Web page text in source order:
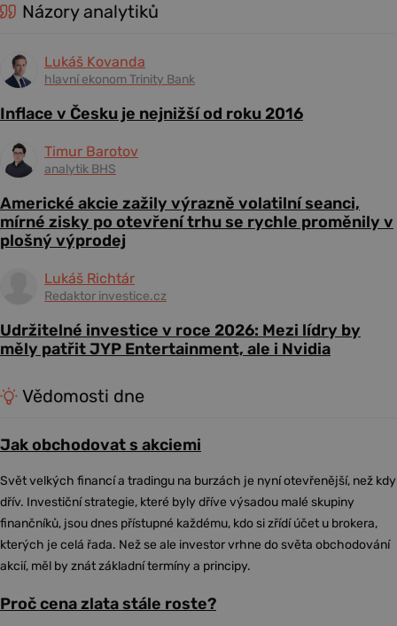
Názory analytiků
Lukáš Kovanda
hlavní ekonom Trinity Bank
Inflace v Česku je nejnižší od roku 2016
Timur Barotov
analytik BHS
Americké akcie zažily výrazně volatilní seanci,
mírné zisky po otevření trhu se rychle proměnily v
plošný výprodej
Lukáš Richtár
Redaktor investice.cz
Udržitelné investice v roce 2026: Mezi lídry by
měly patřit JYP Entertainment, ale i Nvidia
Vědomosti dne
Jak obchodovat s akciemi
Svět velkých financí a tradingu na burzách je nyní otevřenější, než kdy
dřív. Investiční strategie, které byly dříve výsadou malé skupiny
finančníků, jsou dnes přístupné každému, kdo si zřídí účet u brokera,
kterých je celá řada. Než se ale investor vrhne do světa obchodování
akcií, měl by znát základní termíny a principy.
Proč cena zlata stále roste?